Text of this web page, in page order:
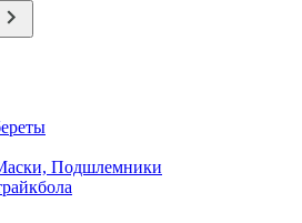
Подшлемники